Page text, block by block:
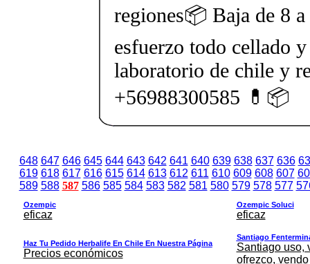
regiones📦 Baja de 8
esfuerzo todo cellado
laboratorio de chile y
+56988300585 💊📦
648 647 646 645 644 643 642 641 640 639 638 637 636
619 618 617 616 615 614 613 612 611 610 609 608 607
589 588 587 586 585 584 583 582 581 580 579 578 577
Ozempic
eficaz
Ozempic Soluci
eficaz
Haz Tu Pedido Herbalife En Chile En Nuestra Página
Precios económicos
Santiago
Santiago uso,
ofrezco, vendo